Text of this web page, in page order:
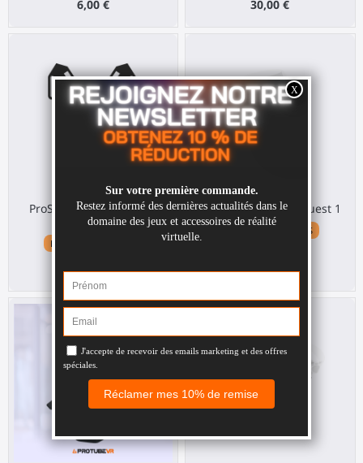
6,00 € 30,00 €
ProStraps Toppfäste för
Quest 1
Meta Quest 1 / Rift S
6,00 €
ProTas Joystick för Quest 1
Meta Quest 1 / Rift S